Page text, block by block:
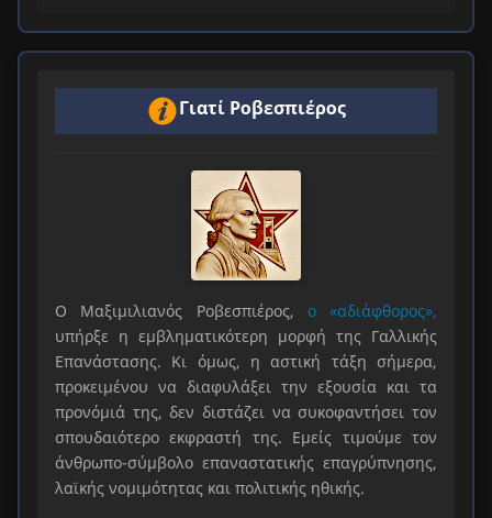
Γιατί Ροβεσπιέρος
Ο Μαξιμιλιανός Ροβεσπιέρος, ο «αδιάφθορος»,
υπήρξε η εμβληματικότερη μορφή της Γαλλικής
Επανάστασης. Κι όμως, η αστική τάξη σήμερα,
προκειμένου να διαφυλάξει την εξουσία και τα
προνόμιά της, δεν διστάζει να συκοφαντήσει τον
σπουδαιότερο εκφραστή της. Εμείς τιμούμε τον
άνθρωπο-σύμβολο επαναστατικής επαγρύπνησης,
λαϊκής νομιμότητας και πολιτικής ηθικής.